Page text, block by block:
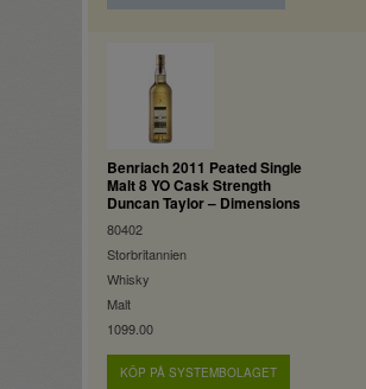
Benriach 2011 Peated Single
Malt 8 YO Cask Strength
Duncan Taylor – Dimensions
80402
Storbritannien
Whisky
Malt
1099.00
KÖP PÅ SYSTEMBOLAGET